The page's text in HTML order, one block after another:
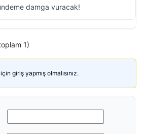
damga vuracak!
1)
giriş yapmış olmalısınız.